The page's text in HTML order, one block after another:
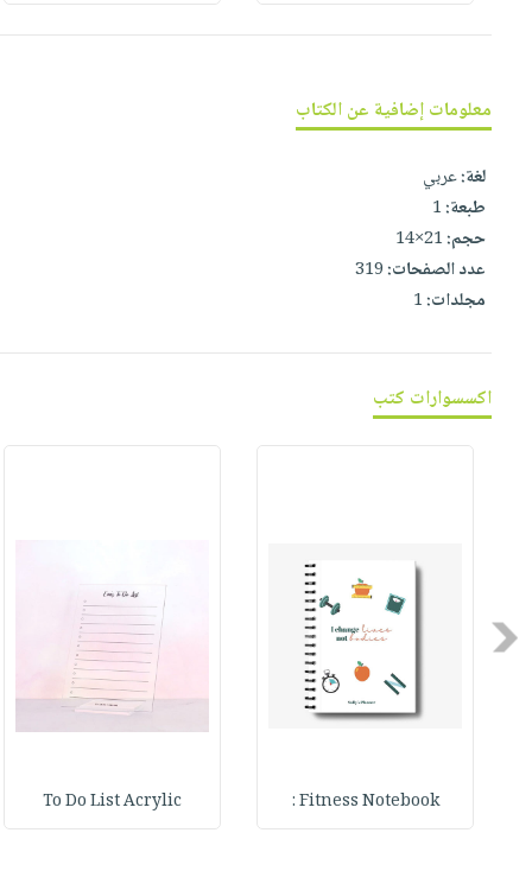
صابون
طرحها
نيل
وفرات
انشر
كتابك
معنا
عربة
نشرة
معلومات إضافية عن الكتاب
لغة:عربي
طبعة:1
حجم:21×14
عدد الصفحات:319
مجلدات:1
اكسسوارات كتب
Previous
Fitness Notebook :
To Do List Acrylic